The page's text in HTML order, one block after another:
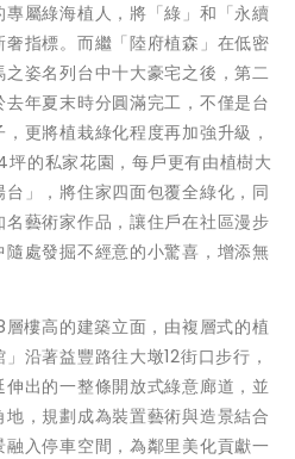
屬綠海植人，將「綠」和「永續
指標。而繼「陸府植森」在低密
姿名列台中十大豪宅之後，第二
年夏末時分圓滿完工，不僅是台
更將植栽綠化程度再加強升級，
的私家花園，每戶更有由植樹大
」，將住家四面包覆全綠化，同
藝術家作品，讓住戶在社區漫步
處發掘不經意的小驚喜，增添無
樓高的建築立面，由複層式的植
沿著益豐路往大墩12街口步行，
出的一整條開放式綠意廊道，並
，規劃成為裝置藝術與造景結合
入停車空間，為鄰里美化貢獻一